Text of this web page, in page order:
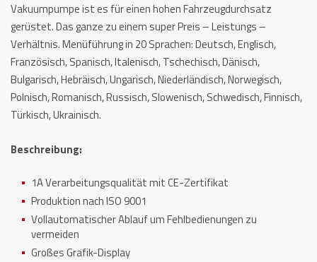
Vakuumpumpe ist es für einen hohen Fahrzeugdurchsatz
gerüstet. Das ganze zu einem super Preis – Leistungs –
Verhältnis. Menüführung in 20 Sprachen: Deutsch, Englisch,
Französisch, Spanisch, Italenisch, Tschechisch, Dänisch,
Bulgarisch, Hebräisch, Ungarisch, Niederländisch, Norwegisch,
Polnisch, Romanisch, Russisch, Slowenisch, Schwedisch, Finnisch,
Türkisch, Ukrainisch.
Beschreibung:
1A Verarbeitungsqualität mit CE-Zertifikat
Produktion nach ISO 9001
Vollautomatischer Ablauf um Fehlbedienungen zu
vermeiden
Großes Grafik-Display